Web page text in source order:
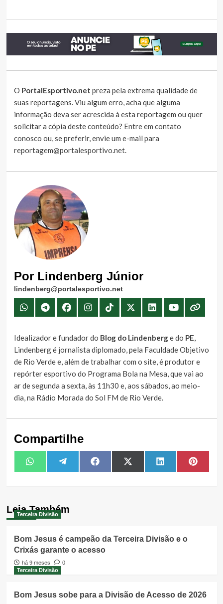
O PortalEsportivo.net preza pela extrema qualidade de
suas reportagens. Viu algum erro, acha que alguma
informação deva ser acrescida à esta reportagem ou quer
solicitar a cópia deste conteúdo? Entre em contato
conosco ou, se preferir, envie um e-mail para
reportagem@portalesportivo.net.
Por Lindenberg Júnior
lindenberg@portalesportivo.net
Idealizador e fundador do Blog do Lindenberge do PE,
Lindenberg é jornalista diplomado, pela Faculdade Objetivo
de Rio Verde e, além de trabalhar com o site, é produtor e
repórter esportivo do Programa Bola na Mesa, que vai ao
ar de segunda a sexta, às 11h30 e, aos sábados, ao meio-
dia, na Rádio Morada do Sol FM de Rio Verde.
Compartilhe
Share
on
WhatsAppShare
on
TelegramShare
on
FacebookShare
on
X
(Twitter)
Share
on
LinkedIn Share
on
Leia Também
Terceira Divisão
Bom Jesus é campeão da Terceira Divisão e o
Crixás garante o acesso
há 9 meses
0
Terceira Divisão
Bom Jesus sobe para a Divisão de Acesso de 2026